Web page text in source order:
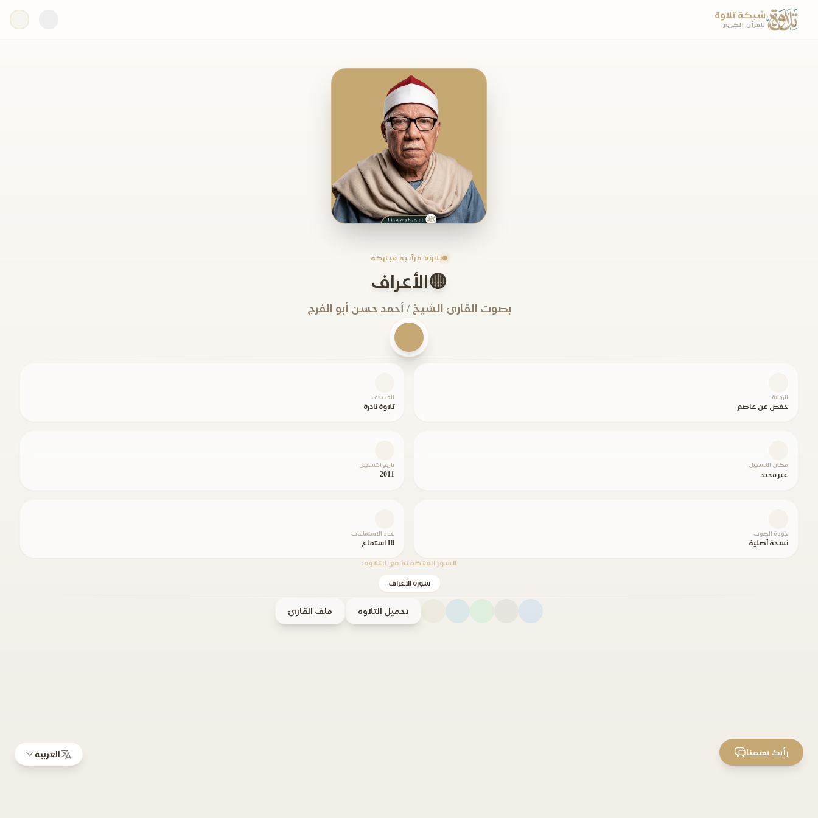
شبكة تلاوة
للقرآن الكريم
تلاوة قرآنية مباركة
🟡الأعراف
بصوت القارئ الشيخ / أحمد حسن أبو الفرج
الرواية
حفص عن عاصم
المصحف
تلاوة نادرة
مكان التسجيل
غير محدد
تاريخ التسجيل
2011
جودة الصوت
نسخة أصلية
عدد الاستماعات
10 استماع
السور المتضمنة في التلاوة:
سورة الأعراف
تحميل التلاوة ملف القارئ
العربية رأيك يهمنا